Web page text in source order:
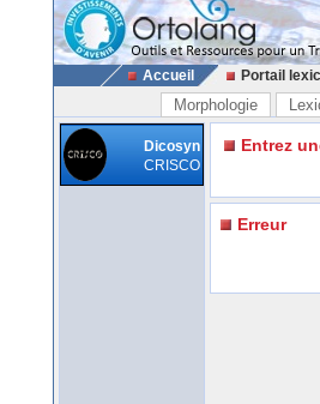
Accueil Portail
Morphologie
Dicosyn
CRISCO
Entrez
Erreur